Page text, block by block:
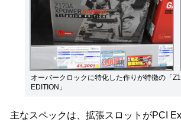
オーバークロックに特化した作りが特徴の「
EDITION」
主なスペックは、拡張スロットがPCI